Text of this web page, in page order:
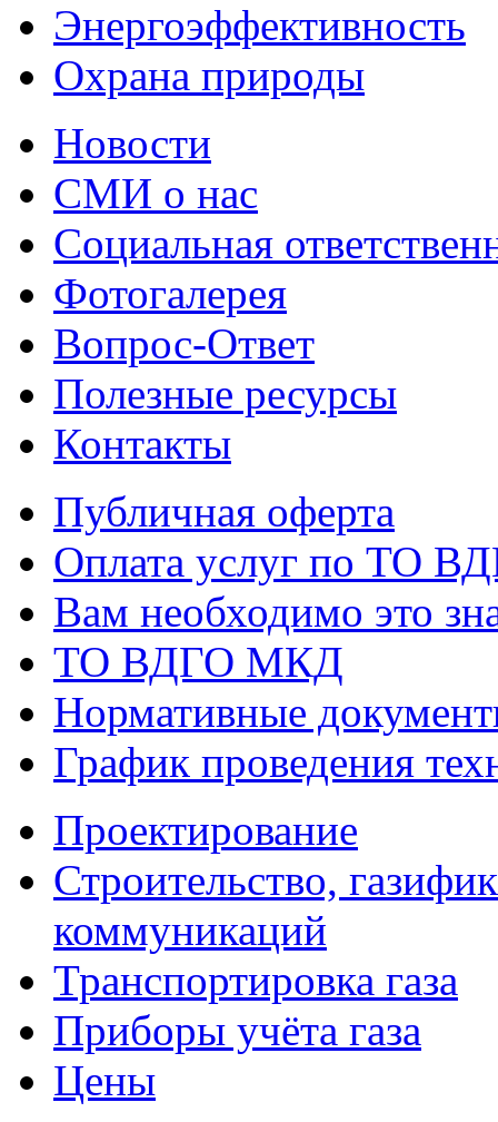
Энергоэффективность
Охрана природы
Новости
СМИ о нас
Социальная
Фотогалерея
Вопрос-Ответ
Полезные ресурсы
Контакты
Публичная оферта
Оплата услуг по ТО
Вам необходимо это
ТО ВДГО МКД
Нормативные
График проведения
Проектирование
Строительство,
коммуникаций
Транспортировка газа
Приборы учёта газа
Цены